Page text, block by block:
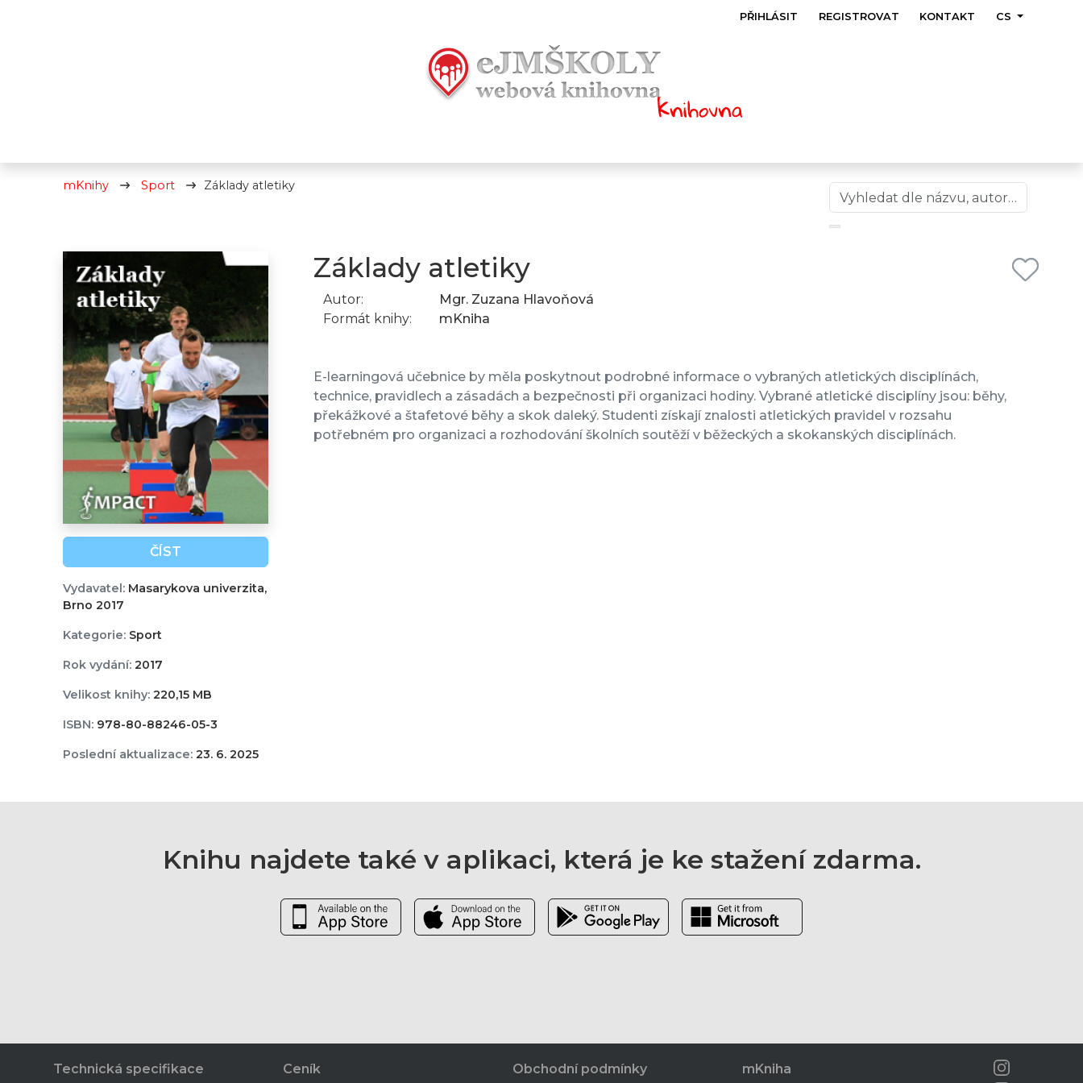
PŘIHLÁSIT REGISTROVAT KONTAKT CS
mKnihy Sport Základy atletiky
ČÍST
Vydavatel:Masarykova univerzita,
Brno 2017
Kategorie:Sport
Rok vydání:2017
Velikost knihy:220,15 MB
ISBN:978-80-88246-05-3
Poslední aktualizace:23. 6. 2025
Základy atletiky
Autor:
Mgr. Zuzana Hlavoňová
Formát knihy:
mKniha
E-learningová učebnice by měla poskytnout podrobné informace o vybraných atletických disciplínách,
technice, pravidlech a zásadách a bezpečnosti při organizaci hodiny. Vybrané atletické disciplíny jsou: běhy,
překážkové a štafetové běhy a skok daleký. Studenti získají znalosti atletických pravidel v rozsahu
potřebném pro organizaci a rozhodování školních soutěží v běžeckých a skokanských disciplínách.
Knihu najdete také v aplikaci, která je ke stažení zdarma.
Technická specifikace Ceník Obchodní podmínky mKniha